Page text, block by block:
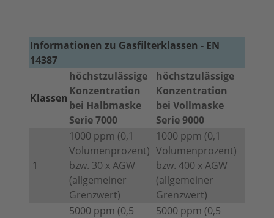
Informationen zu Gasfilterklassen - EN
14387
Klassen
höchstzulässige
Konzentration
bei Halbmaske
Serie 7000
höchstzulässige
Konzentration
bei Vollmaske
Serie 9000
1
1000 ppm (0,1
Volumenprozent)
bzw. 30 x AGW
(allgemeiner
Grenzwert)
1000 ppm (0,1
Volumenprozent)
bzw. 400 x AGW
(allgemeiner
Grenzwert)
5000 ppm (0,5
5000 ppm (0,5